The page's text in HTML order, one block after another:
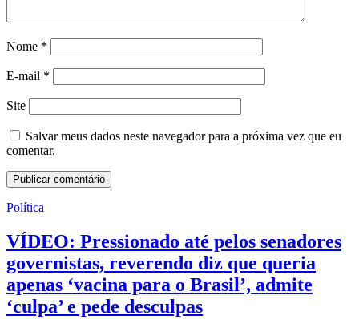
Nome *
E-mail *
Site
Salvar meus dados neste navegador para a próxima vez que eu
comentar.
Política
VÍDEO: Pressionado até pelos senadores
governistas, reverendo diz que queria
apenas ‘vacina para o Brasil’, admite
‘culpa’ e pede desculpas